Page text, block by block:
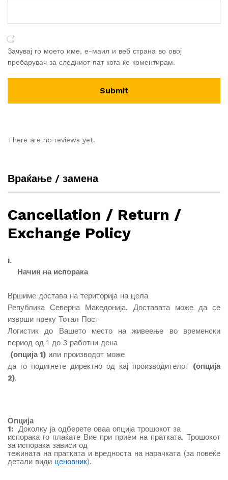
Зачувај го моето име, е-маил и веб страна во овој
пребарувач за следниот пат кога ќе коментирам.
There are no reviews yet.
Враќање / замена
Cancellation / Return /
Exchange Policy
I.
Начин на испорака
Вршиме достава на територија на цела
Република Северна Македонија. Доставата може да се
изврши преку Тотал Пост
Логистик до Вашето место на живеење во временски
период од 1 до 3 работни дена
(опција 1) или производот може
да го подигнете директно од кај производителот (опција
2).
Опција
1: Доколку ја одберете оваа опција трошокот за
испорака го плаќате Вие при прием на пратката. Трошокот
за испорака зависи од
тежината на пратката и вредноста на нарачката (за повеќе
детали види ценовник).